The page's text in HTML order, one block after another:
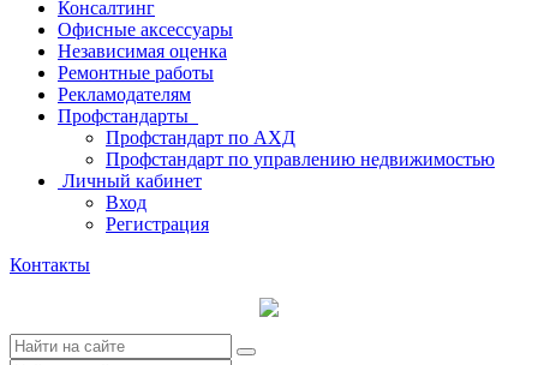
Консалтинг
Офисные аксессуары
Независимая оценка
Ремонтные работы
Рекламодателям
Профстандарты
Профстандарт по АХД
Профстандарт по управлению недвижимостью
Личный кабинет
Вход
Регистрация
Контакты